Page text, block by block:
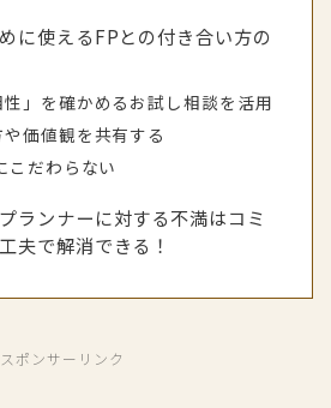
に使えるFPとの付き合い方の
」を確かめるお試し相談を活用
価値観を共有する
こだわらない
ランナーに対する不満はコミ
夫で解消できる！
スポンサーリンク